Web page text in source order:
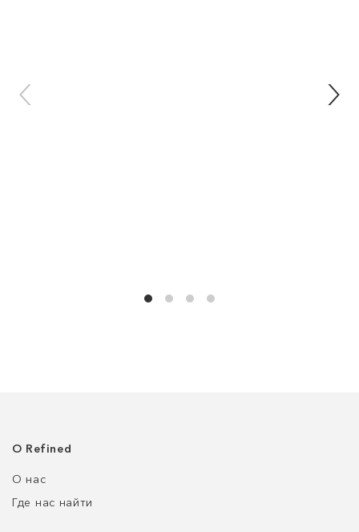
О Refined
О нас
Где нас найти